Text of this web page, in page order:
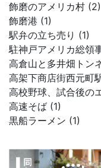
飾磨のアメリカ村 (2)
飾磨港 (1)
駅弁の立ち売り (1)
駐神戸アメリカ総領
高倉山と多井畑トン
高架下商店街西元町
高校野球、試合後の
高速そば (1)
黒船ラーメン (1)